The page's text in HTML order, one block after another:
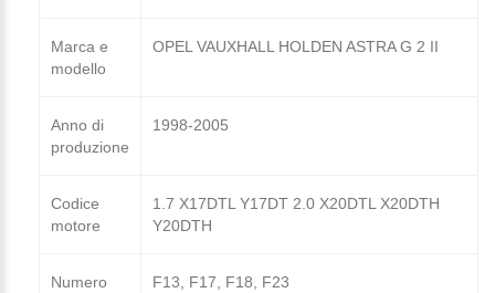
Marca e
modello
OPEL VAUXHALL HOLDEN ASTRA G 2 II
Anno di
produzione
1998-2005
Codice
motore
1.7 X17DTL Y17DT 2.0 X20DTL X20DTH
Y20DTH
Numero
F13, F17, F18, F23